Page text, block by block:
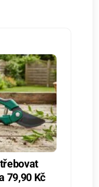
79,90 Kč